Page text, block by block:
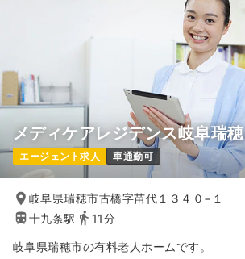
メディケアレジデンス岐阜瑞穂
エージェント求人 車通勤可
岐阜県瑞穂市古橋字苗代１３４０−１
十九条駅
11分
岐阜県瑞穂市の有料老人ホームです。